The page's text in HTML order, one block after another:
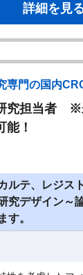
詳細を見
専門の国内
究担当者 ※
能！
ルテ、レジス
究デザイン～
す。